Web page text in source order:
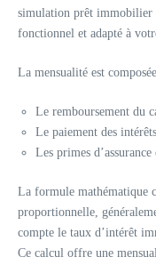
simulation prêt immobilier
fonctionnel et adapté à
La mensualité est
Le remboursement du
Le paiement des
Les primes
La formule mathématique
proportionnelle,
compte le taux d’intérêt
Ce calcul offre une